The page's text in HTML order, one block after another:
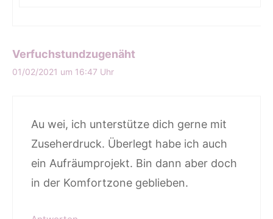
Verfuchstundzugenäht
01/02/2021 um 16:47 Uhr
Au wei, ich unterstütze dich gerne mit
Zuseherdruck. Überlegt habe ich auch
ein Aufräumprojekt. Bin dann aber doch
in der Komfortzone geblieben.